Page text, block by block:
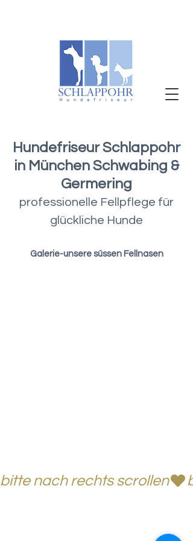
Hundefriseur Schlappohr
in München Schwabing &
Germering
professionelle Fellpflege für
glückliche Hunde
Galerie-unsere süssen Fellnasen
bitte nach rechts scrollen